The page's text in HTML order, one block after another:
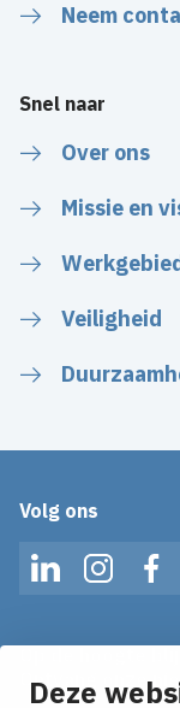
Deze
Neem
Snel naar
Over ons
Missie en
Veiligheid
Volg ons
LinkedInInstagram
Ontvang onze